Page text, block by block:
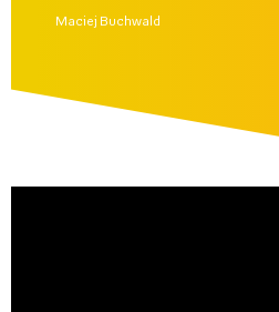
Maciej Buchwald